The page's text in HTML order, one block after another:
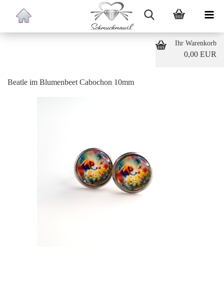
Ihr Warenkorb
0,00 EUR
Beatle im Blumenbeet Cabochon 10mm